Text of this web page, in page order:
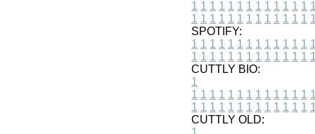
1 1 1 1 1 1 1 1 1 1 1 1 1 1
1 1 1 1 1 1 1 1 1 1 1 1 1 1
SPOTIFY:
1 1 1 1 1 1 1 1 1 1 1 1 1 1
1 1 1 1 1 1 1 1 1 1 1 1 1 1
CUTTLY BIO:
1
1 1 1 1 1 1 1 1 1 1 1 1 1 1
1 1 1 1 1 1 1 1 1 1 1 1 1 1
CUTTLY OLD: